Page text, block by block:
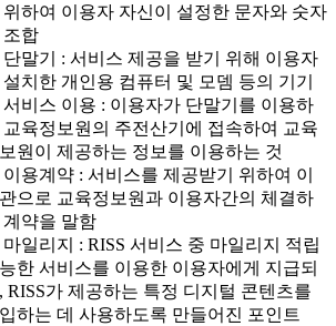
위하여 이용자 자신이 설정한 문자와 숫자
조합
말기 : 서비스 제공을 받기 위해 이용자
설치한 개인용 컴퓨터 및 모뎀 등의 기기
비스 이용 : 이용자가 단말기를 이용하
교육정보원의 주전산기에 접속하여 교육
원이 제공하는 정보를 이용하는 것
용계약 : 서비스를 제공받기 위하여 이
으로 교육정보원과 이용자간의 체결하
계약을 말함
일리지 : RISS 서비스 중 마일리지 적립
한 서비스를 이용한 이용자에게 지급되
RISS가 제공하는 특정 디지털 콘텐츠를
하는 데 사용하도록 만들어진 포인트